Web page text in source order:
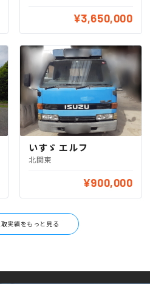
¥3,650,000
いすゞ エルフ
北関東
¥900,000
実績をもっと見る